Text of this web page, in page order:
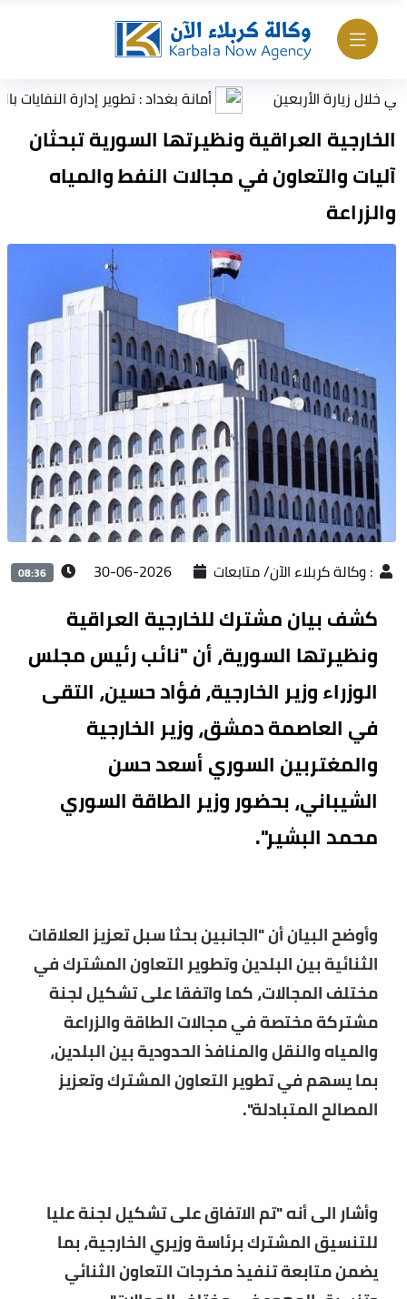
أمانة بغداد : تطوير إدارة النفايات بالتعاون
الخارجية العراقية ونظيرتها السورية تبحثان
آليات والتعاون في مجالات النفط والمياه
والزراعة
وكالة كربلاء الآن/ متابعات 2026-06-30
08:36
كشف بيان مشترك للخارجية العراقية
ونظيرتها السورية، أن "نائب رئيس مجلس
الوزراء وزير الخارجية، فؤاد حسين، التقى
في العاصمة دمشق، وزير الخارجية
والمغتربين السوري أسعد حسن
الشيباني، بحضور وزير الطاقة السوري
محمد البشير".
وأوضح البيان أن "الجانبين بحثا سبل تعزيز العلاقات
الثنائية بين البلدين وتطوير التعاون المشترك في
مختلف المجالات، كما واتفقا على تشكيل لجنة
مشتركة مختصة في مجالات الطاقة والزراعة
والمياه والنقل والمنافذ الحدودية بين البلدين،
بما يسهم في تطوير التعاون المشترك وتعزيز
المصالح المتبادلة".
وأشار الى أنه "تم الاتفاق على تشكيل لجنة عليا
للتنسيق المشترك برئاسة وزيري الخارجية، بما
يضمن متابعة تنفيذ مخرجات التعاون الثنائي